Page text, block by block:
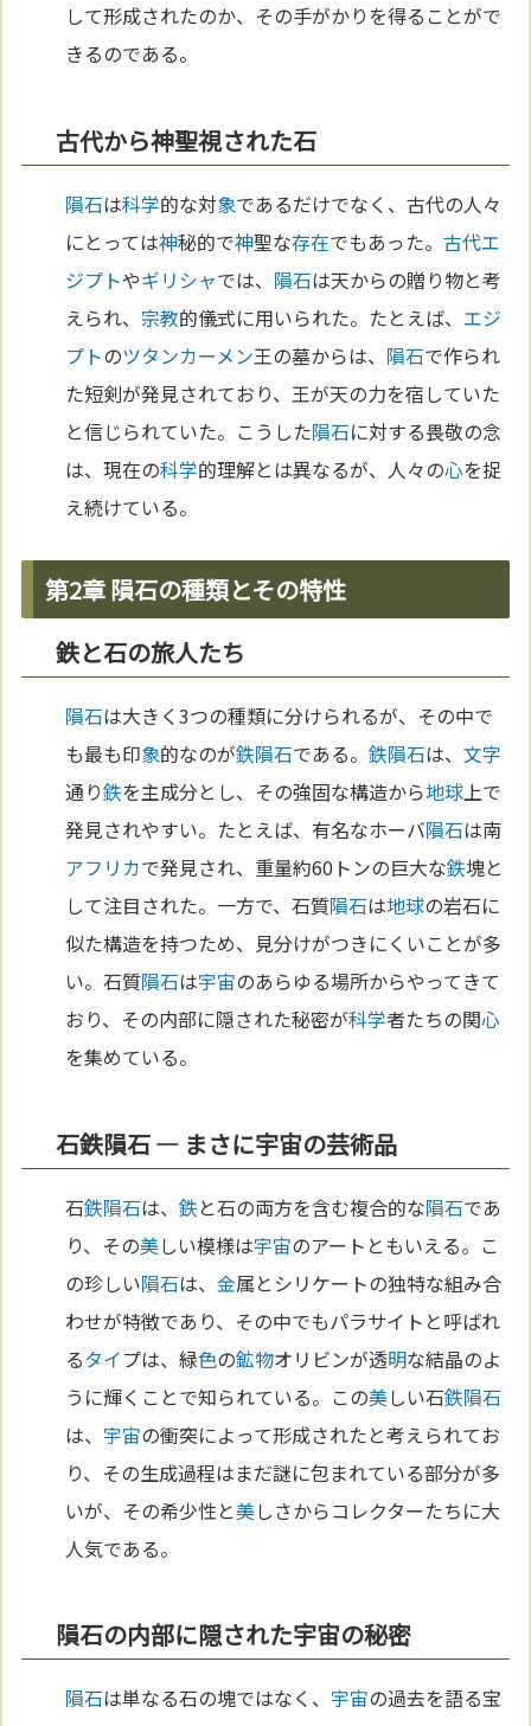
して形成されたのか、その手がかりを得ることがで
きるのである。
古代から神聖視された石
隕石は科学的な対象であるだけでなく、古代の人々
にとっては神秘的で神聖な存在でもあった。古代エ
ジプトやギリシャでは、 隕石は天からの贈り物と考
えられ、 宗教的儀式に用いられた。たとえば、 エジ
プトのツタンカーメン王の墓からは、 隕石で作られ
た短剣が発見されており、王が天の力を宿していた
と信じられていた。こうした隕石に対する畏敬の念
は、現在の科学的理解とは異なるが、人々の心を捉
え続けている。
第2章 隕石の種類とその特性
鉄と石の旅人たち
隕石は大きく3つの種類に分けられるが、その中で
も最も印象的なのが鉄隕石である。鉄隕石は、文字
通り鉄を主成分とし、その強固な構造から地球上で
発見されやすい。たとえば、有名なホーバ隕石は南
アフリカで発見され、重量約60トンの巨大な鉄塊と
して注目された。一方で、石質隕石は地球の岩石に
似た構造を持つため、見分けがつきにくいことが多
い。石質隕石は宇宙のあらゆる場所からやってきて
おり、その内部に隠された秘密が科学者たちの関心
を集めている。
石鉄隕石 — まさに宇宙の芸術品
石鉄隕石は、鉄と石の両方を含む複合的な隕石であ
り、その美しい模様は宇宙のアートともいえる。こ
の珍しい隕石は、金属とシリケートの独特な組み合
わせが特徴であり、その中でもパラサイトと呼ばれ
るタイプは、緑色の鉱物オリビンが透明な結晶のよ
うに輝くことで知られている。この美しい石鉄隕石
は、 宇宙の衝突によって形成されたと考えられてお
り、その生成過程はまだ謎に包まれている部分が多
いが、その希少性と美しさからコレクターたちに大
人気である。
隕石の内部に隠された宇宙の秘密
隕石は単なる石の塊ではなく、 宇宙の過去を語る宝